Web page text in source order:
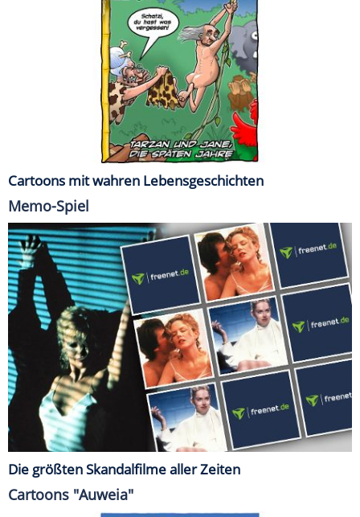
Cartoons mit wahren Lebensgeschichten
Memo-Spiel
Die größten Skandalfilme aller Zeiten
Cartoons "Auweia"